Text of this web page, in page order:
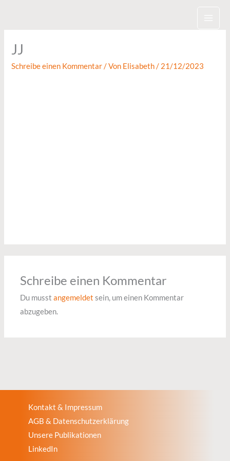
JJ
Schreibe einen Kommentar / Von Elisabeth/ 21/12/2023
Schreibe einen Kommentar
Du musstangemeldet sein, um einen Kommentar
abzugeben.
Kontakt & Impressum
AGB & Datenschutzerklärung
Unsere Publikationen
LinkedIn